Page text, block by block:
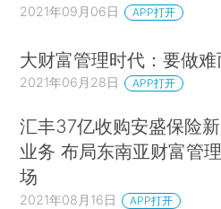
2021年09月06日 APP打开
大财富管理时代：要做
2021年06月28日 APP打开
汇丰37亿收购安盛保险
业务 布局东南亚财富管
场
2021年08月16日 APP打开